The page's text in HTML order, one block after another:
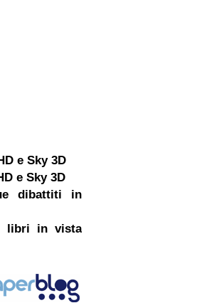
e Sky 3D
e Sky 3D
dibattiti in
libri in vista